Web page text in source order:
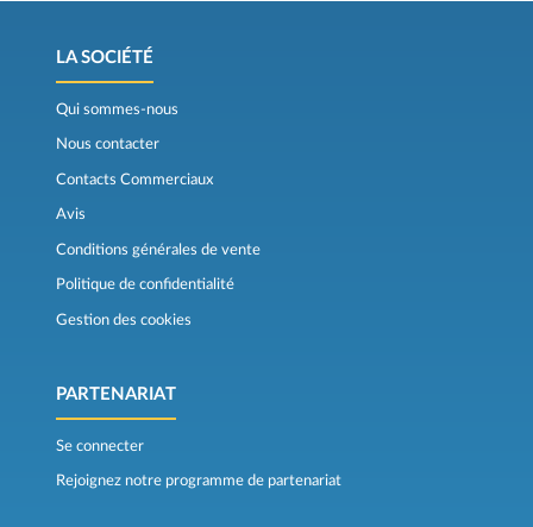
LA SOCIÉTÉ
Qui sommes-nous
Nous contacter
Contacts Commerciaux
Avis
Conditions générales de vente
Politique de confidentialité
Gestion des cookies
PARTENARIAT
Se connecter
Rejoignez notre programme de partenariat